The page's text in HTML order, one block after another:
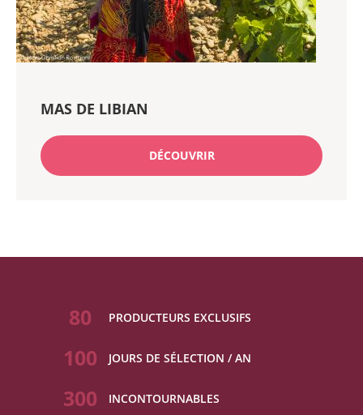
MAS DE LIBIAN
DÉCOUVRIR
80 PRODUCTEURS EXCLUSIFS
100 JOURS DE SÉLECTION / AN
300 INCONTOURNABLES